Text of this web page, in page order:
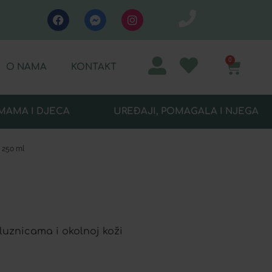
O NAMA KONTAKT
0
I DJECA UREĐAJI, POMAGALA I NJEGA
250 ml
i okolnoj koži